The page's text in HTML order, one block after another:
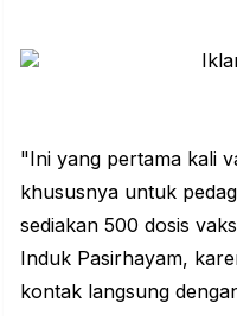
"Ini yang pertama kali
khususnya untuk
sediakan 500 dosis
Induk Pasirhayam,
kontak langsung